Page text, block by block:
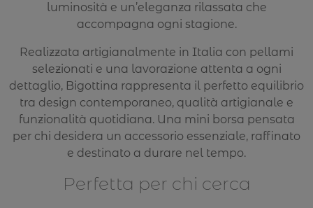
luminosità e un’eleganza rilassata che
accompagna ogni stagione.
Realizzata artigianalmente in Italia con pellami
selezionati e una lavorazione attenta a ogni
dettaglio, Bigottina rappresenta il perfetto equilibrio
tra design contemporaneo, qualità artigianale e
funzionalità quotidiana. Una mini borsa pensata
per chi desidera un accessorio essenziale, raffinato
e destinato a durare nel tempo.
Perfetta per chi cerca